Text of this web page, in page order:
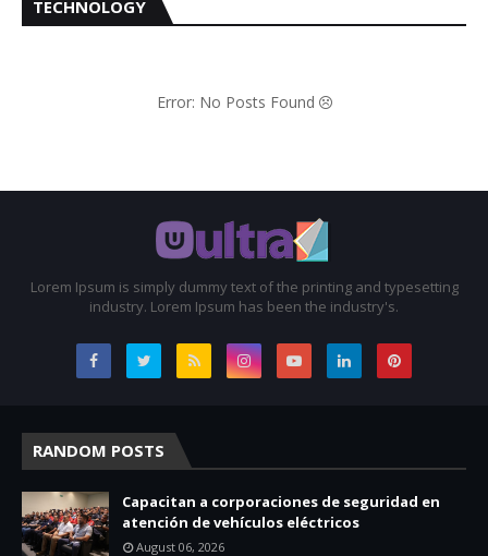
TECHNOLOGY
Error: No Posts Found
Lorem Ipsum is simply dummy text of the printing and typesetting
industry. Lorem Ipsum has been the industry's.
RANDOM POSTS
Capacitan a corporaciones de seguridad en
atención de vehículos eléctricos
August 06, 2026